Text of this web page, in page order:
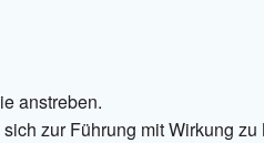
anstreben.
zur Führung mit Wirkung